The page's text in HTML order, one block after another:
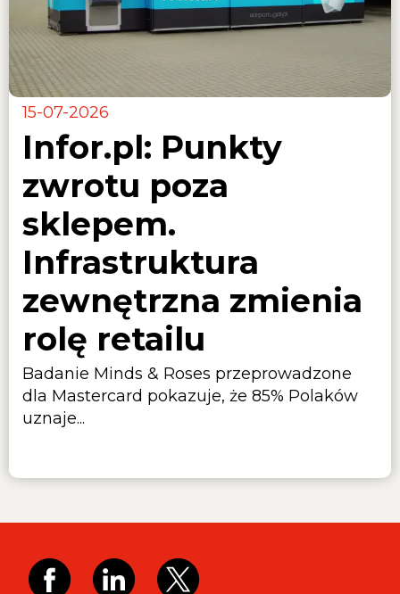
15-07-2026
Infor.pl: Punkty
zwrotu poza
sklepem.
Infrastruktura
zewnętrzna zmienia
rolę retailu
Badanie Minds & Roses przeprowadzone
dla Mastercard pokazuje, że 85% Polaków
uznaje...